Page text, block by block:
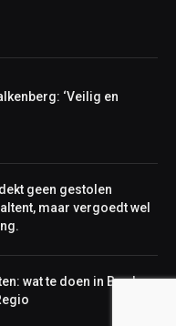
‘Veilig en
geen gestolen
maar vergoedt wel
wat te doen in Breda